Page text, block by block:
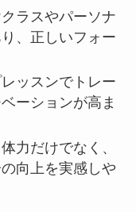
ラスやパーソナ
、正しいフォー
レッスンでトレー
ーションが高ま
力だけでなく、
向上を実感しや